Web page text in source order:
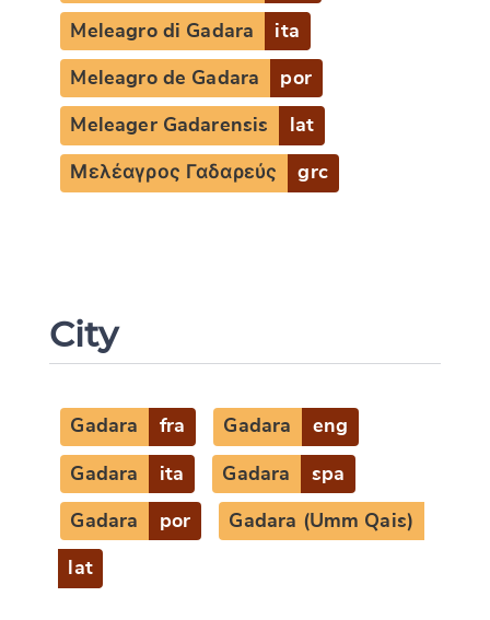
Meleagro di Gadara ita
Meleagro de Gadara por
Meleager Gadarensis lat
Μελέαγρος Γαδαρεύς grc
City
Gadara fra Gadara eng
Gadara ita Gadara spa
Gadara por Gadara (Umm Qais)
lat